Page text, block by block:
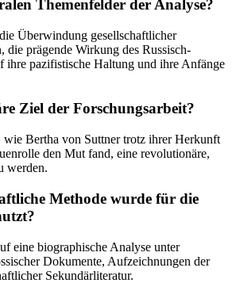
Themenfelder der Analyse?
Überwindung gesellschaftlicher
die prägende Wirkung des Russisch-
ihre pazifistische Haltung und ihre Anfänge
Ziel der Forschungsarbeit?
wie Bertha von Suttner trotz ihrer Herkunft
den Mut fand, eine revolutionäre,
werden.
Methode wurde für die
eine biographische Analyse unter
Dokumente, Aufzeichnungen der
Sekundärliteratur.